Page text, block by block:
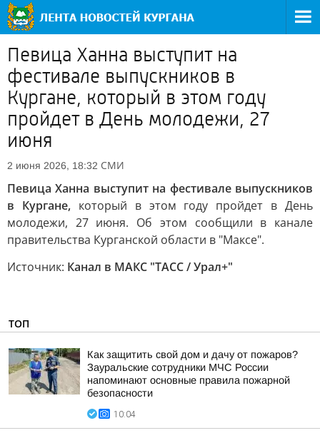
Певица Ханна выступит на
фестивале выпускников в
Кургане, который в этом году
пройдет в День молодежи, 27
июня
2 июня 2026, 18:32 СМИ
Певица Ханна выступит на фестивале выпускников
в Кургане, который в этом году пройдет в День
молодежи, 27 июня. Об этом сообщили в канале
правительства Курганской области в "Максе".
Источник: Канал в МАКС "ТАСС / Урал+"
ТОП
Как защитить свой дом и дачу от пожаров?
Зауральские сотрудники МЧС России
напоминают основные правила пожарной
безопасности
10:04